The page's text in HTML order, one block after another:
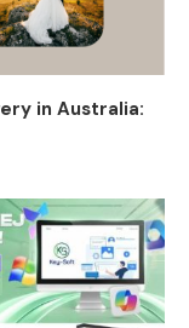
in Australia: